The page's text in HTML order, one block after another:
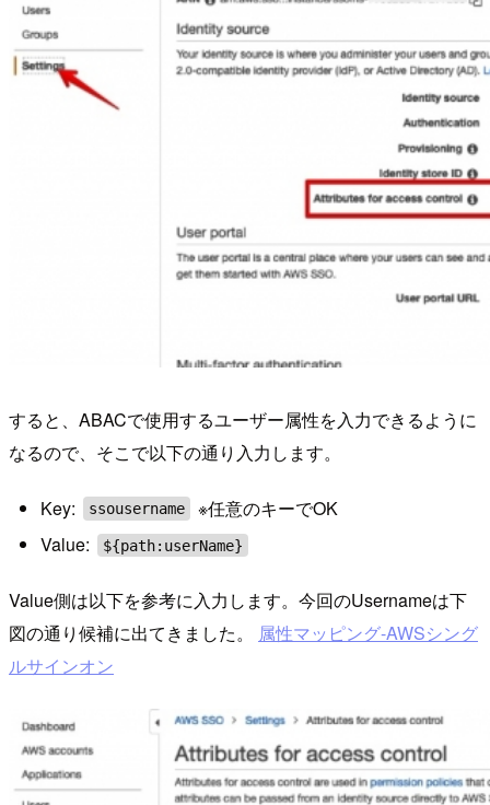
すると、ABACで使用するユーザー属性を入力できるように
なるので、そこで以下の通り入力します。
Key: ssousername
※任意のキーでOK
Value:
${path:userName}
Value側は以下を参考に入力します。今回のUsernameは下
図の通り候補に出てきました。 属性マッピング-AWSシング
ルサインオン